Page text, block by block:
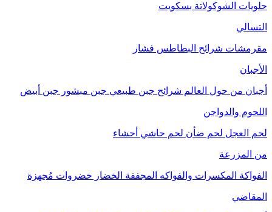
حلويات الشوكولاتة بسكويت
التسالي
مقرمشات شرائح البطاطس فشار
الأجبان
أجبان من حول العالم شرائح جبن طبيعي جبن مبشور جبن أبيض
اللحوم والدواجن
لحم العجل لحم ضأن لحم حاشي أحشاء
من المزرعة
الفواكة المكسرات والفواكه المجففة الخضار خضروات مُجهزة
المقاضي